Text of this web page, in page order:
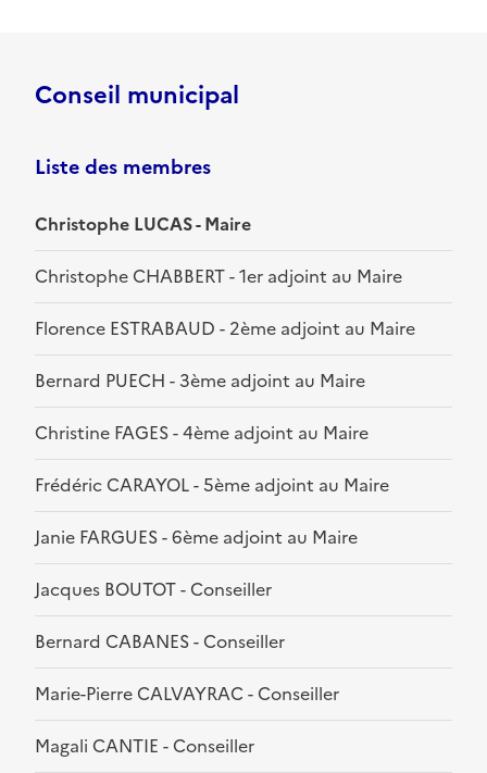
Conseil municipal
Liste des membres
Christophe LUCAS - Maire
Christophe CHABBERT - 1er adjoint au Maire
Florence ESTRABAUD - 2ème adjoint au Maire
Bernard PUECH - 3ème adjoint au Maire
Christine FAGES - 4ème adjoint au Maire
Frédéric CARAYOL - 5ème adjoint au Maire
Janie FARGUES - 6ème adjoint au Maire
Jacques BOUTOT - Conseiller
Bernard CABANES - Conseiller
Marie-Pierre CALVAYRAC - Conseiller
Magali CANTIE - Conseiller